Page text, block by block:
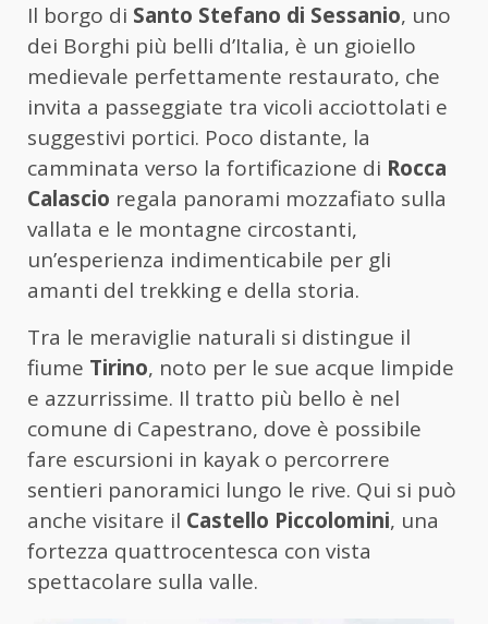
Il borgo di Santo Stefano di Sessanio, uno
dei Borghi più belli d’Italia, è un gioiello
medievale perfettamente restaurato, che
invita a passeggiate tra vicoli acciottolati e
suggestivi portici. Poco distante, la
camminata verso la fortificazione di Rocca
Calascio regala panorami mozzafiato sulla
vallata e le montagne circostanti,
un’esperienza indimenticabile per gli
amanti del trekking e della storia.
Tra le meraviglie naturali si distingue il
fiume Tirino, noto per le sue acque limpide
e azzurrissime. Il tratto più bello è nel
comune di Capestrano, dove è possibile
fare escursioni in kayak o percorrere
sentieri panoramici lungo le rive. Qui si può
anche visitare il Castello Piccolomini, una
fortezza quattrocentesca con vista
spettacolare sulla valle.